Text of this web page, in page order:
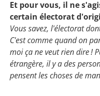
Et pour vous, il ne
certain électorat
Vous savez, l'électorat
C'est comme quand on
moi ça ne veut rien dire !
étrangère, il y a des
pensent les choses de